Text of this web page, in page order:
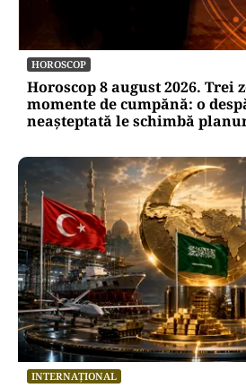
HOROSCOP
Horoscop 8 august 2026. Trei
momente de cumpănă: o
neașteptată le schimbă
INTERNAȚIONAL